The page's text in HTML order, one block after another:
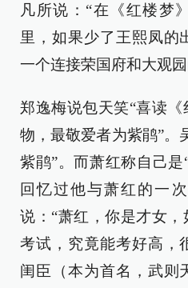
凡所说：“在《红楼梦
里，如果少了王熙凤的
一个连接荣国府和大观园
郑逸梅说包天笑“喜读
物，最敬爱者为紫鹃”。
紫鹃”。而萧红称自己
回忆过他与萧红的一
说：“萧红，你是才女
考试，究竟能考好高，
闺臣（本为首名，武则